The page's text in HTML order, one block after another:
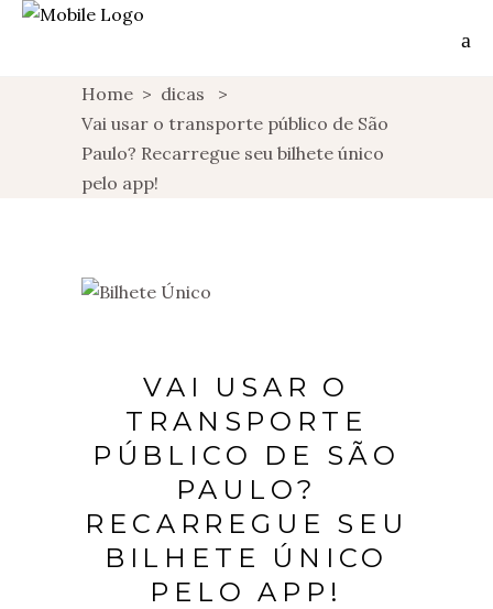
Home > dicas
>
Vai usar o transporte público de São
Paulo? Recarregue seu bilhete único
pelo app!
VAI USAR O
TRANSPORTE
PÚBLICO DE SÃO
PAULO?
RECARREGUE SEU
BILHETE ÚNICO
PELO APP!